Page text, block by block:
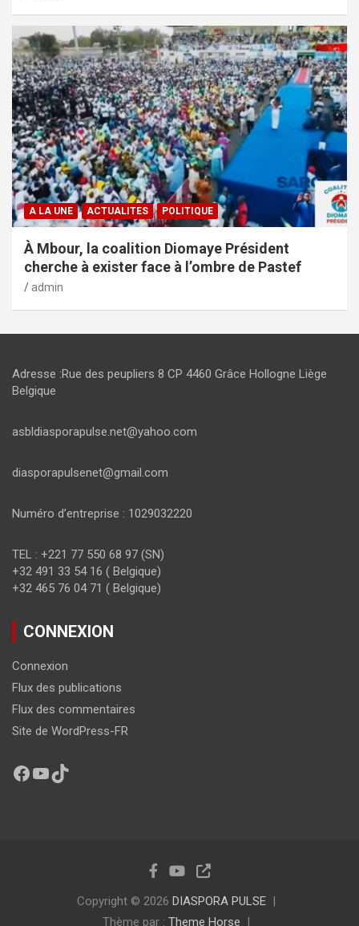
A LA UNE ACTUALITES POLITIQUE
À Mbour, la coalition Diomaye Président
cherche à exister face à l’ombre de Pastef
admin
Adresse :Rue des peupliers 8 CP 4460 Grâce Hollogne Liège
Belgique
asbldiasporapulse.net@yahoo.com
diasporapulsenet@gmail.com
Numéro d’entreprise : 1029032220
TEL : +221 77 550 68 97 (SN)
+32 491 33 54 16 ( Belgique)
+32 465 76 04 71 ( Belgique)
CONNEXION
Connexion
Flux des publications
Flux des commentaires
Site de WordPress-FR
Copyright © 2026 DIASPORA PULSE
Thème par : Theme Horse